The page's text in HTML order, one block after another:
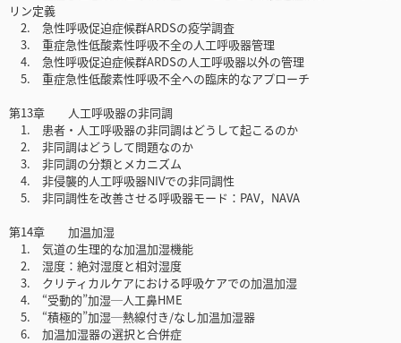
リン定義
2. 急性呼吸促迫症候群ARDSの疫学調査
3. 重症急性低酸素性呼吸不全の人工呼吸器管理
4. 急性呼吸促迫症候群ARDSの人工呼吸器以外の管理
5. 重症急性低酸素性呼吸不全への臨床的なアプローチ
第13章 人工呼吸器の非同調
1. 患者・人工呼吸器の非同調はどうして起こるのか
2. 非同調はどうして問題なのか
3. 非同調の分類とメカニズム
4. 非侵襲的人工呼吸器NIVでの非同調性
5. 非同調性を改善させる呼吸器モード：PAV，NAVA
第14章 加温加湿
1. 気道の生理的な加温加湿機能
2. 湿度：絶対湿度と相対湿度
3. クリティカルケアにおける呼吸ケアでの加温加湿
4. “受動的”加湿─人工鼻HME
5. “積極的”加湿─熱線付き/なし加温加湿器
6. 加温加湿器の選択と合併症